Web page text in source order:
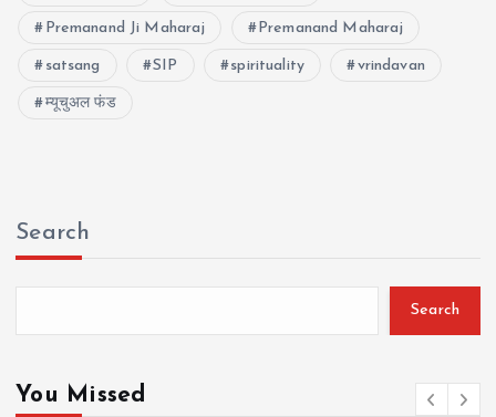
Premanand Ji Maharaj Premanand Maharaj
satsang SIP spirituality vrindavan
म्यूचुअल फंड
Search
Search
You Missed